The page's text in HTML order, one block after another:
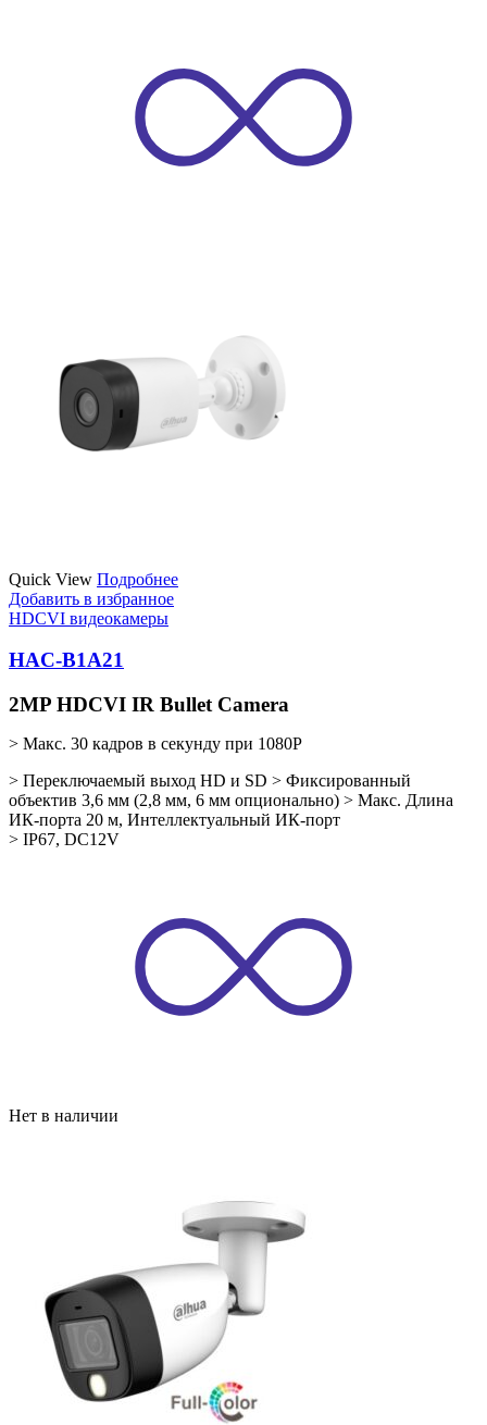
Quick View Подробнее
Добавить в избранное
HDCVI видеокамеры
HAC-B1A21
2MP HDCVI IR Bullet Camera
> Макс. 30 кадров в секунду при 1080P
> Переключаемый выход HD и SD > Фиксированный
объектив 3,6 мм (2,8 мм, 6 мм опционально) > Макс. Длина
ИК-порта 20 м, Интеллектуальный ИК-порт
> IP67, DC12V
Нет в наличии